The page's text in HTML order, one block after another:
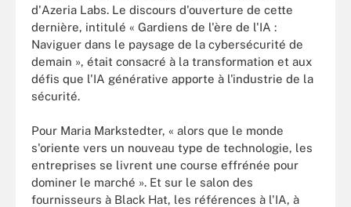
d'Azeria Labs. Le discours d'ouverture de cette
dernière, intitulé « Gardiens de l'ère de l'IA :
Naviguer dans le paysage de la cybersécurité de
demain », était consacré à la transformation et aux
défis que l'IA générative apporte à l'industrie de la
sécurité.
Pour Maria Markstedter, « alors que le monde
s'oriente vers un nouveau type de technologie, les
entreprises se livrent une course effrénée pour
dominer le marché ». Et sur le salon des
fournisseurs à Black Hat, les références à l'IA, à